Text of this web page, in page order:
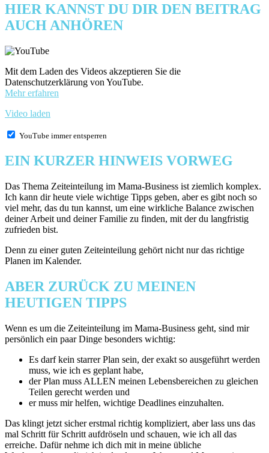
HIER KANNST DU DIR DEN BEITRAG
AUCH ANHÖREN
Mit dem Laden des Videos akzeptieren Sie die
Datenschutzerklärung von YouTube.
Mehr erfahren
Video laden
YouTube immer entsperren
EIN KURZER HINWEIS VORWEG
Das Thema Zeiteinteilung im Mama-Business ist ziemlich komplex.
Ich kann dir heute viele wichtige Tipps geben, aber es gibt noch so
viel mehr, das du tun kannst, um eine wirkliche Balance zwischen
deiner Arbeit und deiner Familie zu finden, mit der du langfristig
zufrieden bist.
Denn zu einer guten Zeiteinteilung gehört nicht nur das richtige
Planen im Kalender.
ABER ZURÜCK ZU MEINEN
HEUTIGEN TIPPS
Wenn es um die Zeiteinteilung im Mama-Business geht, sind mir
persönlich ein paar Dinge besonders wichtig:
Es darf kein starrer Plan sein, der exakt so ausgeführt werden
muss, wie ich es geplant habe,
der Plan muss ALLEN meinen Lebensbereichen zu gleichen
Teilen gerecht werden und
er muss mir helfen, wichtige Deadlines einzuhalten.
Das klingt jetzt sicher erstmal richtig kompliziert, aber lass uns das
mal Schritt für Schritt aufdröseln und schauen, wie ich all das
erreiche. Dafür nehme ich dich mit in meine übliche